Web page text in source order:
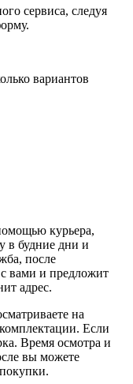
сервиса, следуя
вариантов
курьера,
в будние дни и
после
с вами и предложит
адрес.
на
Если
Время осмотра и
вы можете